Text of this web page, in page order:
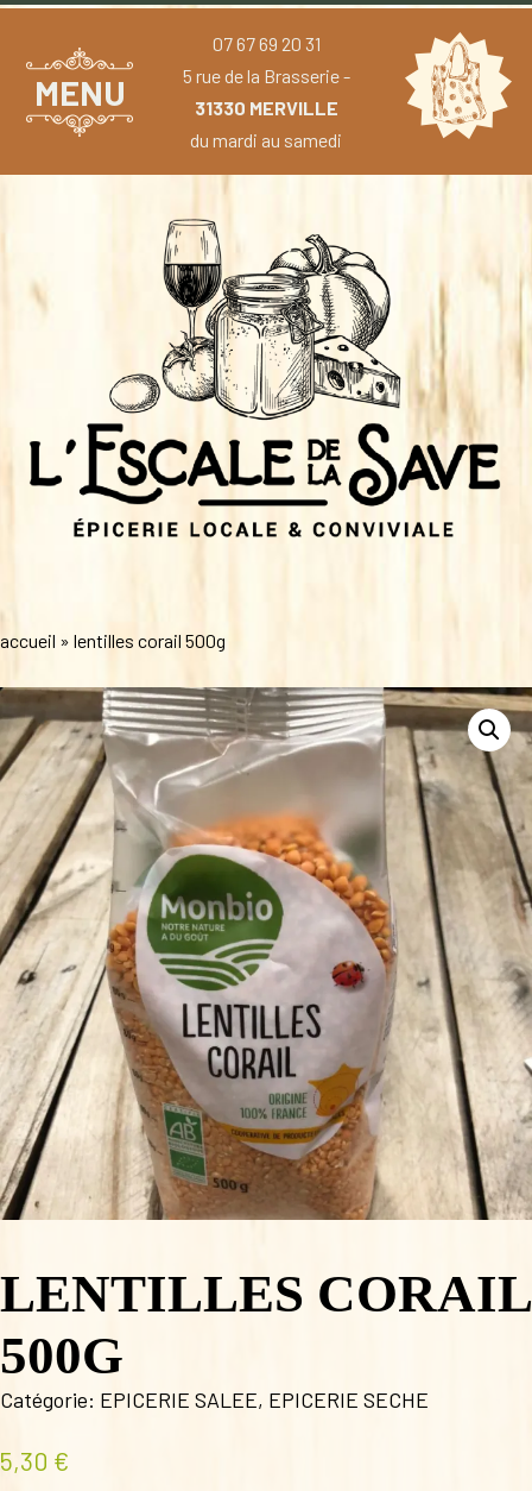
MENU
07 67 69 20 31
5 rue de la Brasserie -
31330 MERVILLE
du mardi au samedi
accueil » lentilles corail 500g
LENTILLES CORAIL
500G
Catégorie: EPICERIE SALEE, EPICERIE SECHE
5,30 €